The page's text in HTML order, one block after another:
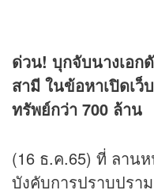
ด่วน! บุกจับนางเอก
สามี ในข้อหาเปิดเ
ทรัพย์กว่า 700 ล้าน
(16 ธ.ค.65) ที่ ลาน
บังคับการปราบปรา